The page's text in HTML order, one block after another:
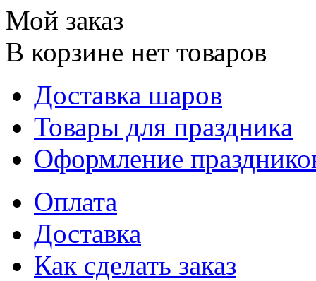
Мой заказ
В корзине нет товаров
Доставка шаров
Товары для праздника
Оформление
Оплата
Доставка
Как сделать заказ